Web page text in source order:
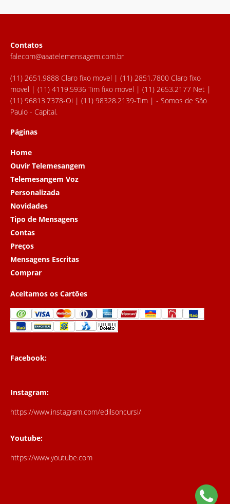
Contatos
falecom@aaatelemensagem.com.br
(11) 2651.9888 Claro fixo movel | (11) 2851.7800 Claro fixo
movel | (11) 4119.5936 Tim fixo movel | (11) 2653.2177 Net |
(11) 96813.7378-Oi | (11) 98328.2139-Tim | - Somos de São
Paulo - Capital.
Páginas
Home
Ouvir Telemesangem
Telemesangem Voz
Personalizada
Novidades
Tipo de Mensagens
Contas
Preços
Mensagens Escritas
Comprar
Aceitamos os Cartões
Facebook:
Instagram:
https://www.instagram.com/edilsoncursi/
Youtube:
https://www.youtube.com